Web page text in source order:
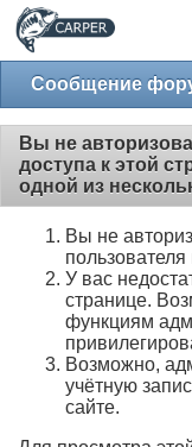
Сообщение
Вы не
доступа к этой
одной из
Вы не
У вас
странице.
функциям
Возможно,
учётную
сайте.